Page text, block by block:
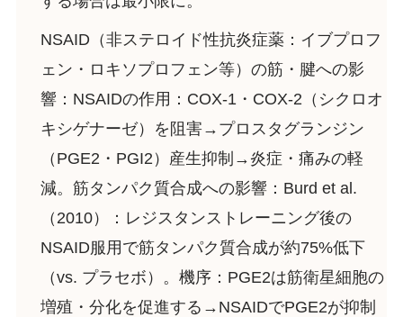
NSAID（非ステロイド性抗炎症薬：イブプロフ
ェン・ロキソプロフェン等）の筋・腱への影
響：NSAIDの作用：COX-1・COX-2（シクロオ
キシゲナーゼ）を阻害→プロスタグランジン
（PGE2・PGI2）産生抑制→炎症・痛みの軽
減。筋タンパク質合成への影響：Burd et al.
（2010）：レジスタンストレーニング後の
NSAID服用で筋タンパク質合成が約75%低下
（vs. プラセボ）。機序：PGE2は筋衛星細胞の
増殖・分化を促進する→NSAIDでPGE2が抑制